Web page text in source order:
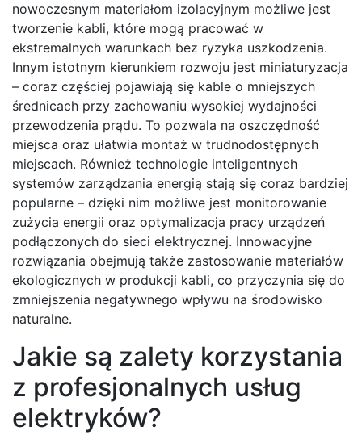
nowoczesnym materiałom izolacyjnym możliwe jest
tworzenie kabli, które mogą pracować w
ekstremalnych warunkach bez ryzyka uszkodzenia.
Innym istotnym kierunkiem rozwoju jest miniaturyzacja
– coraz częściej pojawiają się kable o mniejszych
średnicach przy zachowaniu wysokiej wydajności
przewodzenia prądu. To pozwala na oszczędność
miejsca oraz ułatwia montaż w trudnodostępnych
miejscach. Również technologie inteligentnych
systemów zarządzania energią stają się coraz bardziej
popularne – dzięki nim możliwe jest monitorowanie
zużycia energii oraz optymalizacja pracy urządzeń
podłączonych do sieci elektrycznej. Innowacyjne
rozwiązania obejmują także zastosowanie materiałów
ekologicznych w produkcji kabli, co przyczynia się do
zmniejszenia negatywnego wpływu na środowisko
naturalne.
Jakie są zalety korzystania
z profesjonalnych usług
elektryków?